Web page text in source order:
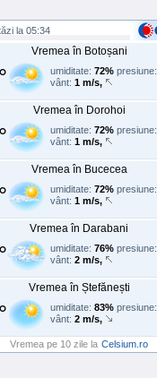
la 05:34
Vremea în Botoșani
umiditate: 72% presiune:
vânt: 1 m/s,
Vremea în Dorohoi
umiditate: 72% presiune:
vânt: 1 m/s,
Vremea în Bucecea
umiditate: 72% presiune:
vânt: 1 m/s,
Vremea în Darabani
umiditate: 76% presiune:
vânt: 2 m/s,
Vremea în Ștefănești
umiditate: 83% presiune:
vânt: 2 m/s,
Vremea pe 10 zile la Celsium.ro